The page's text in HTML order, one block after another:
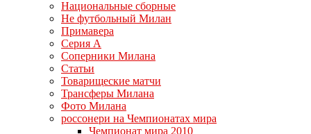
Национальные сборные
Не футбольный Милан
Примавера
Серия А
Соперники Милана
Статьи
Товарищеские матчи
Трансферы Милана
Фото Милана
россонери на Чемпионатах мира
Чемпионат мира 2010